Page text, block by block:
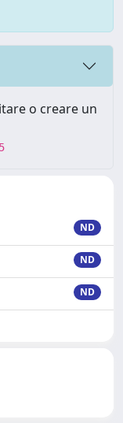
o creare un
ND
ND
ND